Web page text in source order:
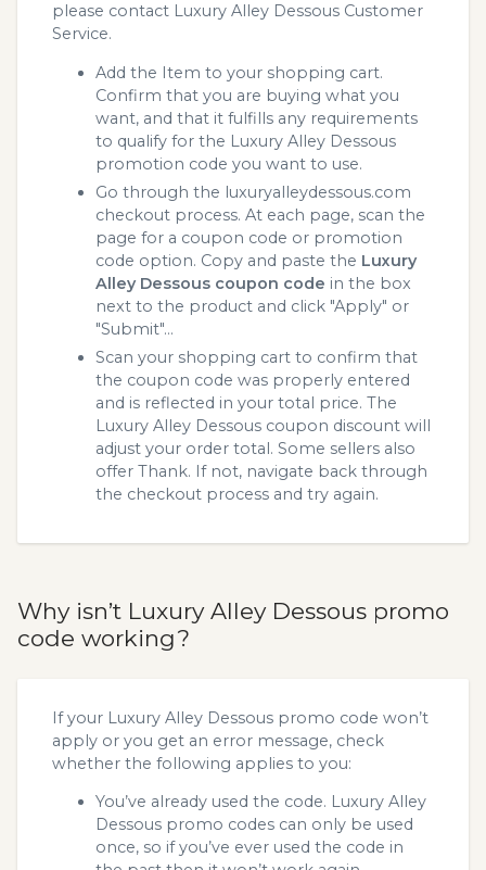
please contact Luxury Alley Dessous Customer
Service.
Add the Item to your shopping cart.
Confirm that you are buying what you
want, and that it fulfills any requirements
to qualify for the Luxury Alley Dessous
promotion code you want to use.
Go through the luxuryalleydessous.com
checkout process. At each page, scan the
page for a coupon code or promotion
code option. Copy and paste the Luxury
Alley Dessous coupon code in the box
next to the product and click "Apply" or
"Submit"...
Scan your shopping cart to confirm that
the coupon code was properly entered
and is reflected in your total price. The
Luxury Alley Dessous coupon discount will
adjust your order total. Some sellers also
offer Thank. If not, navigate back through
the checkout process and try again.
Why isn’t Luxury Alley Dessous promo
code working?
If your Luxury Alley Dessous promo code won’t
apply or you get an error message, check
whether the following applies to you:
You’ve already used the code. Luxury Alley
Dessous promo codes can only be used
once, so if you’ve ever used the code in